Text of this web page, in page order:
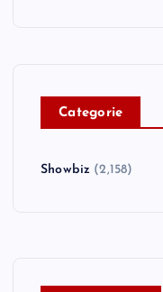
Categorie
Showbiz (2,158)